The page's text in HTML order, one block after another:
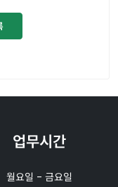
업무시간
월요일 - 금요일